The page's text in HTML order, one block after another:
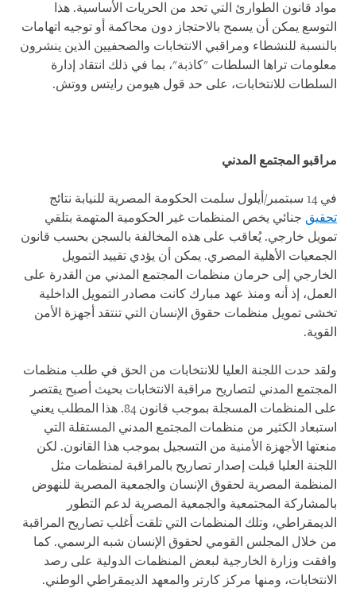
مواد قانون الطوارئ التي تحد من الحريات الأساسية. هذا
التوسع يمكن أن يسمح بالاحتجاز دون محاكمة أو توجيه اتهامات
بالنسبة للنشطاء ومراقبي الانتخابات والصحفيين الذين ينشرون
معلومات تراها السلطات "كاذبة"، بما في ذلك انتقاد إدارة
السلطات للانتخابات، على حد قول هيومن رايتس ووتش.
مراقبو المجتمع المدني
في 14 سبتمبر/أيلول سلمت الحكومة المصرية للنيابة نتائج
تحقيق جنائي يخص المنظمات غير الحكومية المتهمة بتلقي
تمويل خارجي. يُعاقب على هذه المخالفة بالسجن بحسب قانون
الجمعيات الأهلية المصري. يمكن أن يؤدي تقييد التمويل
الخارجي إلى حرمان منظمات المجتمع المدني من القدرة على
العمل، إذ أنه ومنذ عهد مبارك كانت مصادر التمويل الداخلية
تخشى تمويل منظمات حقوق الإنسان التي تنتقد أجهزة الأمن
القوية.
ولقد حدت اللجنة العليا للانتخابات من الحق في طلب منظمات
المجتمع المدني لتصاريح مراقبة الانتخابات بحيث أصبح يقتصر
على المنظمات المسجلة بموجب قانون 84. هذا المطلب يعني
استبعاد الكثير من منظمات المجتمع المدني المستقلة التي
منعتها الأجهزة الأمنية من التسجيل بموجب هذا القانون. لكن
اللجنة العليا قبلت إصدار تصاريح بالمراقبة لمنظمات مثل
المنظمة المصرية لحقوق الإنسان والجمعية المصرية للنهوض
بالمشاركة المجتمعية والجمعية المصرية لدعم التطور
الديمقراطي، وتلك المنظمات التي تلقت أغلب تصاريح المراقبة
من خلال المجلس القومي لحقوق الإنسان شبه الرسمي. كما
وافقت وزارة الخارجية لبعض المنظمات الدولية على رصد
الانتخابات، ومنها مركز كارتر والمعهد الديمقراطي الوطني.